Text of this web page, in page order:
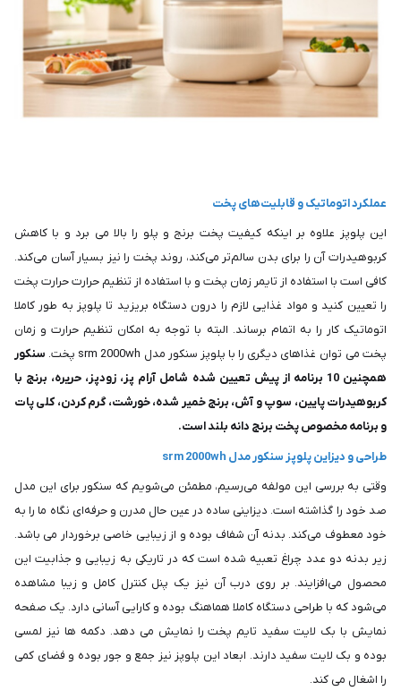
عملکرد اتوماتیک و قابلیت‌های پخت
این پلوپز علاوه بر اینکه کیفیت پخت برنج و پلو را بالا می برد و با کاهش
کربوهیدرات آن را برای بدن سالم‌تر می‌کند، روند پخت را نیز بسیار آسان می‌کند.
کافی است با استفاده از تایمر زمان پخت و با استفاده از تنظیم حرارت حرارت پخت
را تعیین کنید و مواد غذایی لازم را درون دستگاه بریزید تا پلوپز به طور کاملا
اتوماتیک کار را به اتمام برساند. البته با توجه به امکان تنظیم حرارت و زمان
پخت می توان غذاهای دیگری را با پلوپز سنکور مدل srm 2000wh پخت.
سنکور
همچنین 10 برنامه از پیش تعیین شده شامل آرام پز، زودپز، حریره، برنج با
کربوهیدرات پایین، سوپ و آش، برنج خمیر شده، خورشت، گرم کردن، کلی پات
و برنامه مخصوص پخت برنج دانه بلند است.
طراحی و دیزاین پلوپز سنکور مدل srm 2000wh
وقتی به بررسی این مولفه می‌رسیم، مطمئن می‌شویم که سنکور برای این مدل
صد خود را گذاشته است. دیزاینی ساده در عین حال مدرن و حرفه‌ای نگاه ما را به
خود معطوف می‌کند. بدنه آن شفاف بوده و از زیبایی خاصی برخوردار می باشد.
زیر بدنه دو عدد چراغ تعبیه شده است که در تاریکی به زیبایی و جذابیت این
محصول می‌افزایند. بر روی درب آن نیز یک پنل کنترل کامل و زیبا مشاهده
می‌شود که با طراحی دستگاه کاملا هماهنگ بوده و کارایی آسانی دارد. یک صفحه
نمایش با بک لایت سفید تایم پخت را نمایش می دهد. دکمه ها نیز لمسی
بوده و بک لایت سفید دارند. ابعاد این پلوپز نیز جمع و جور بوده و فضای کمی
را اشغال می کند.